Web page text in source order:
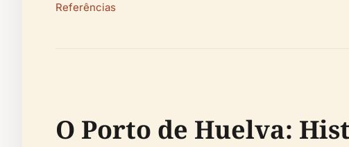
Referências
O Porto de Huelva: